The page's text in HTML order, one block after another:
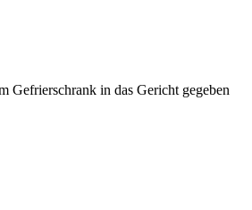
Gefrierschrank in das Gericht gegeben